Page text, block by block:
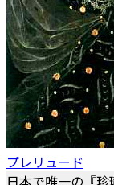
プレリュード
日本で唯一の『